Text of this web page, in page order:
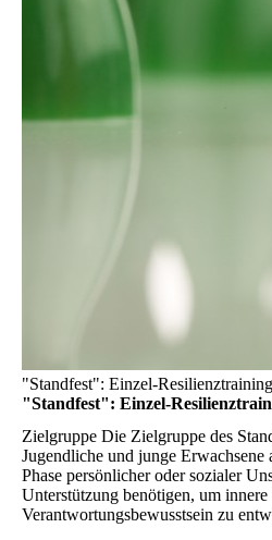
"Standfest": Einzel-Resilienztraining
"Standfest": Einzel-
Zielgruppe Die Zielgruppe des
Jugendliche und junge Erwachsene
Phase persönlicher oder sozialer
Unterstützung benötigen, um
Verantwortungsbewusstsein zu